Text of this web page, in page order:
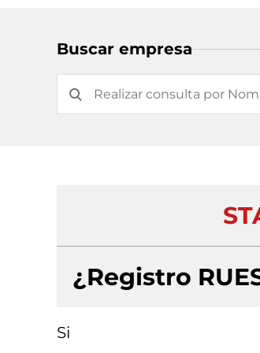
Buscar empresa
¿Registro
Si